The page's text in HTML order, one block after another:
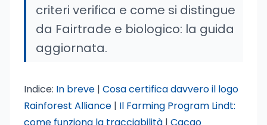
criteri verifica e come si distingue
da Fairtrade e biologico: la guida
aggiornata.
Indice: In breve | Cosa certifica davvero il logo
Rainforest Alliance | Il Farming Program Lindt: